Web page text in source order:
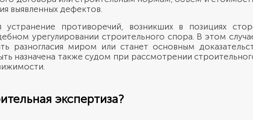
выявленных дефектов.
противоречий, возникших в позициях
урегулировании строительного спора. В этом
разногласия миром или станет основным
назначена также судом при рассмотрении
экспертиза?